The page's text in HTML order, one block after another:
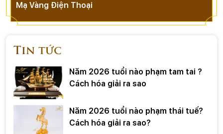
Mạ Vàng Điện Thoại
Tin tức
Năm 2026 tuổi nào phạm tam tai ?
Cách hóa giải ra sao
Năm 2026 tuổi nào phạm thái tuế?
Cách hóa giải ra sao?